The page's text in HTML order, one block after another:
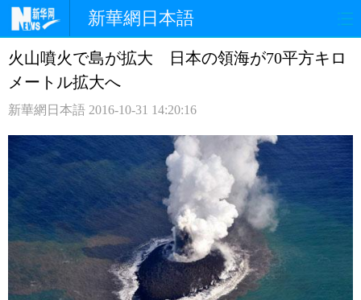
新華網日本語
ホームページ 政治 経済
観光 評論
中日対訳
火山噴火で島が拡大 日本の領海が70平方キロ
メートル拡大へ
新華網日本語 2016-10-31 14:20:16